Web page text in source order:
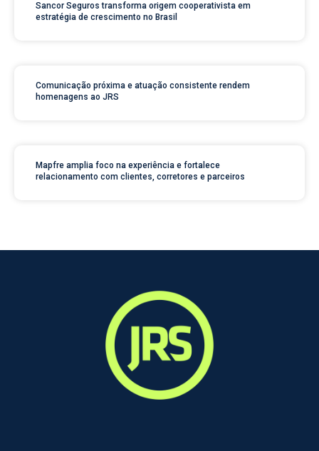
Sancor Seguros transforma origem cooperativista em
estratégia de crescimento no Brasil
Comunicação próxima e atuação consistente rendem
homenagens ao JRS
Mapfre amplia foco na experiência e fortalece
relacionamento com clientes, corretores e parceiros